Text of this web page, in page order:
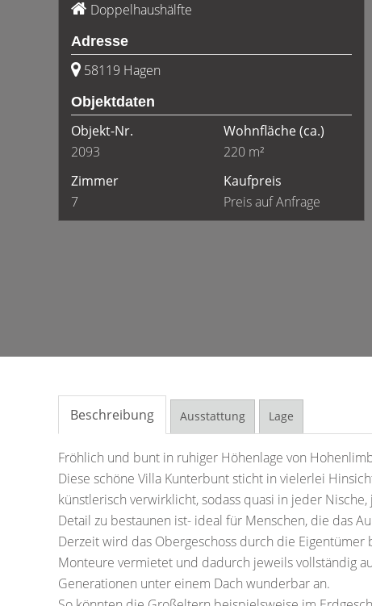
Doppelhaushälfte
Adresse
58119 Hagen
Objektdaten
Objekt-Nr.
2093
Wohnfläche(ca.)
220 m²
Zimmer
7
Kaufpreis
Preis auf Anfrage
Beschreibung Ausstattung Lage
Fröhlich und bunt in ruhiger Höhenlage von
Diese schöne Villa Kunterbunt sticht in vielerlei
künstlerisch verwirklicht, sodass quasi in jeder
Detail zu bestaunen ist- ideal für Menschen, die das
Derzeit wird das Obergeschoss durch die
Monteure vermietet und dadurch jeweils vollständig
Generationen unter einem Dach wunderbar an.